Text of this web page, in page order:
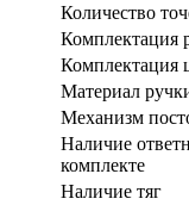
Количество
Комплектация
Комплектация
Материал
Механизм
Наличие
комплекте
Наличие тяг